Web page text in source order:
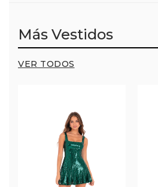
Más Vestidos
VER TODOS